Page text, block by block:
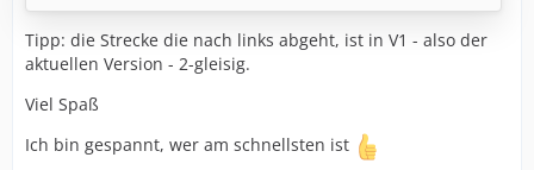
Tipp: die Strecke die nach links abgeht, ist in V1 - also der
aktuellen Version - 2-gleisig.
Viel Spaß
Ich bin gespannt, wer am schnellsten ist